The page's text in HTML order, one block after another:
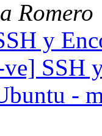
Romero
y
SSH
-